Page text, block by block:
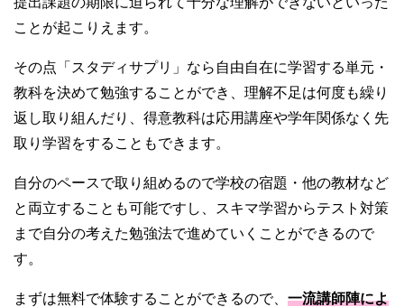
ことが起こりえます。
その点「スタディサプリ」なら自由自在に学習する単元・
教科を決めて勉強することができ、理解不足は何度も繰り
返し取り組んだり、得意教科は応用講座や学年関係なく先
取り学習をすることもできます。
自分のペースで取り組めるので学校の宿題・他の教材など
と両立することも可能ですし、スキマ学習からテスト対策
まで自分の考えた勉強法で進めていくことができるので
す。
まずは無料で体験することができるので、 一流講師陣によ